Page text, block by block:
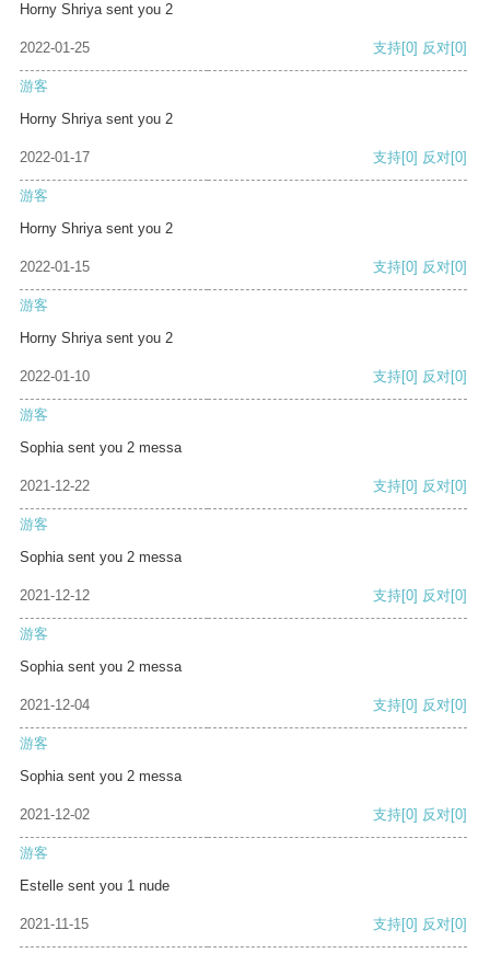
Horny Shriya sent you 2
2022-01-25 支持[0] 反对[0]
游客
Horny Shriya sent you 2
2022-01-17 支持[0] 反对[0]
游客
Horny Shriya sent you 2
2022-01-15 支持[0] 反对[0]
游客
Horny Shriya sent you 2
2022-01-10 支持[0] 反对[0]
游客
Sophia sent you 2 messa
2021-12-22 支持[0] 反对[0]
游客
Sophia sent you 2 messa
2021-12-12 支持[0] 反对[0]
游客
Sophia sent you 2 messa
2021-12-04 支持[0] 反对[0]
游客
Sophia sent you 2 messa
2021-12-02 支持[0] 反对[0]
游客
Estelle sent you 1 nude
2021-11-15 支持[0] 反对[0]